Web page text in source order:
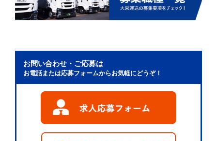
お問い合わせ・ご応募は
お電話または応募フォームからお気軽にどうぞ！